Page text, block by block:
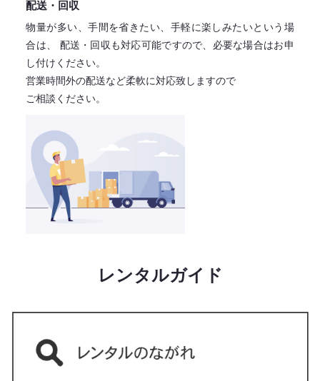
配送・回収
物量が多い、手間を省きたい、手軽に楽しみたいという場
合は、
配送・回収も対応可能ですので、必要な場合はお申
し付けください。
営業時間外の配送など柔軟に対応致しますので
ご相談ください。
レンタルガイド